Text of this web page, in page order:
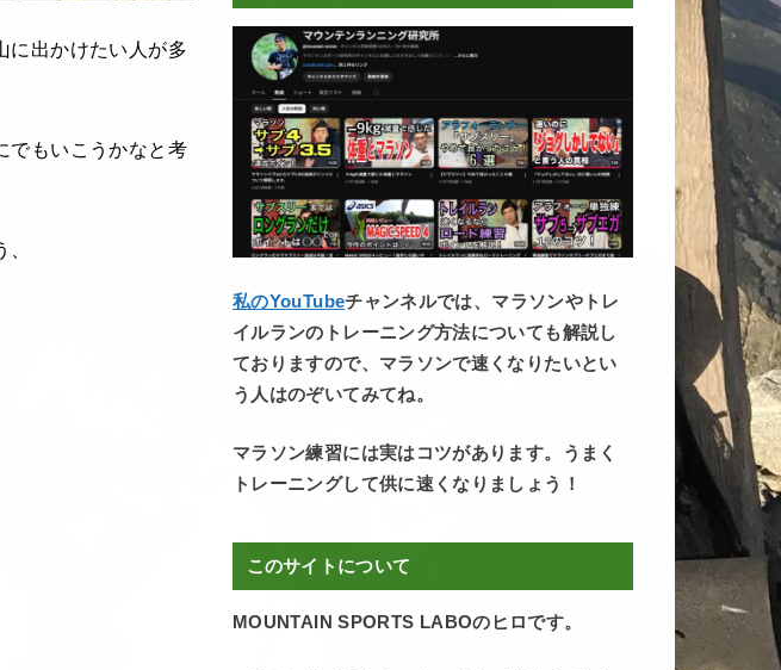
に出かけたい人が多
でもいこうかなと考
私のYouTubeチャンネルでは、マラソンやトレ
イルランのトレーニング方法についても解説し
ておりますので、マラソンで速くなりたいとい
う人はのぞいてみてね。
マラソン練習には実はコツがあります。うまく
トレーニングして供に速くなりましょう！
このサイトについて
MOUNTAIN SPORTS LABOのヒロです。